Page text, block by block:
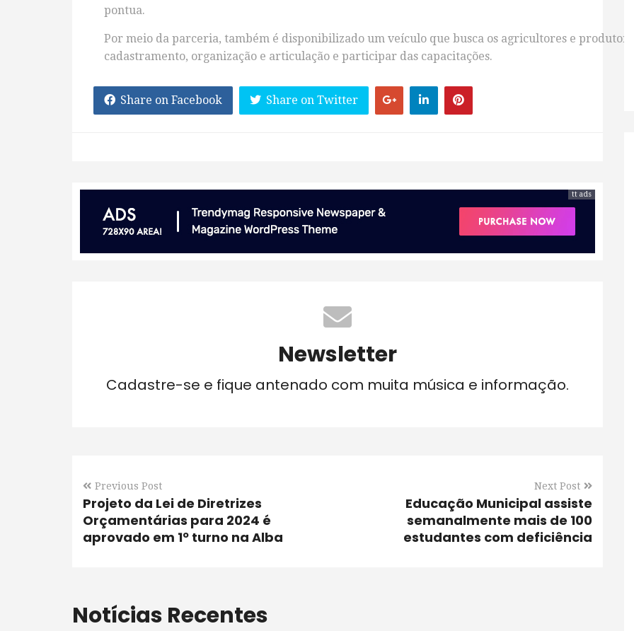
pontua.
Por meio da parceria, também é disponibilizado um veículo que busca os agricultores e
cadastramento, organização e articulação e participar das capacitações.
Share on Facebook Share on Twitter
tt ads
Newsletter
Cadastre-se e fique antenado com muita música e informação.
Previous Post
Projeto da Lei de Diretrizes
Orçamentárias para 2024 é
aprovado em 1º turno na Alba
Next Post
Educação Municipal assiste
semanalmente mais de 100
estudantes com deficiência
Notícias Recentes